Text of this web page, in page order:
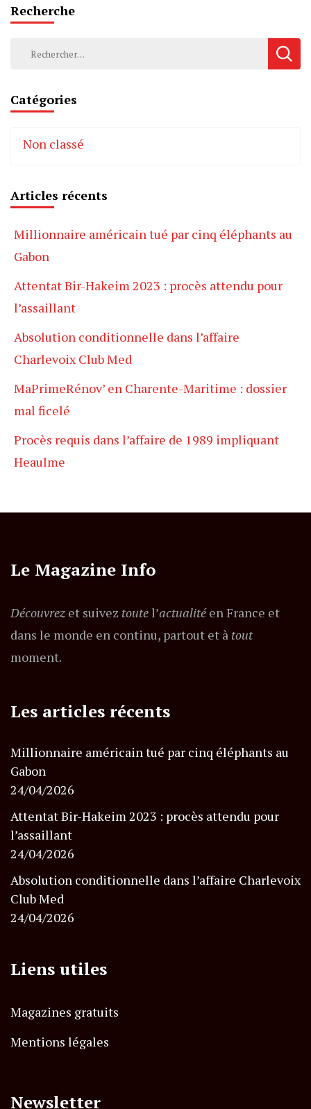
Recherche
Rechercher :
Catégories
Non classé
Articles récents
Millionnaire américain tué par cinq éléphants au
Gabon
Attentat Bir-Hakeim 2023 : procès attendu pour
l’assaillant
Absolution conditionnelle dans l’affaire
Charlevoix Club Med
MaPrimeRénov’ en Charente-Maritime : dossier
mal ficelé
Procès requis dans l’affaire de 1989 impliquant
Heaulme
Le Magazine Info
Découvrez et suivez toutel’actualitéen France et
dans le monde en continu, partout et à tout
moment.
Les articles récents
Millionnaire américain tué par cinq éléphants au
Gabon
24/04/2026
Attentat Bir-Hakeim 2023 : procès attendu pour
l’assaillant
24/04/2026
Absolution conditionnelle dans l’affaire Charlevoix
Club Med
24/04/2026
Liens utiles
Magazines gratuits
Mentions légales
Newsletter